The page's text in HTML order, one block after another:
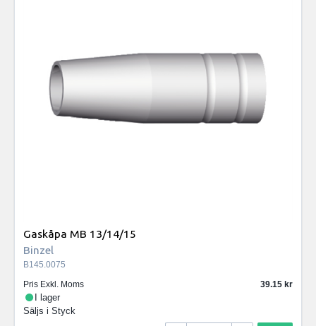
Gaskåpa MB 13/14/15
Binzel
B145.0075
Pris Exkl. Moms
39.15
I lager
Säljs i Styck